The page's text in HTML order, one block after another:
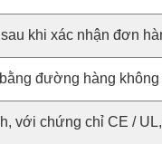
khi xác nhận đơn
đường hàng
với chứng chỉ CE /